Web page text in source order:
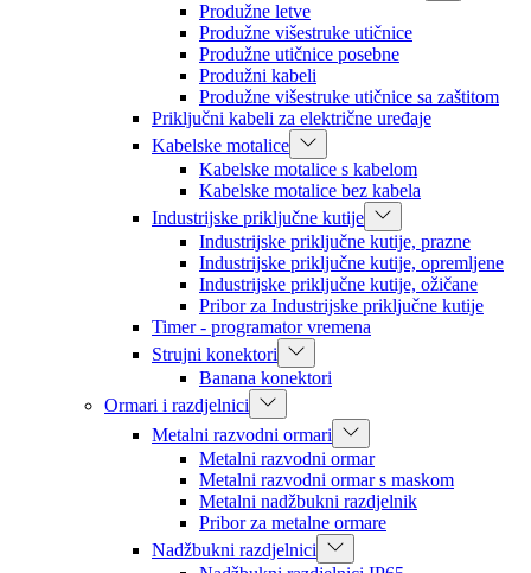
Produžne letve
Produžne višestruke utičnice
Produžne utičnice posebne
Produžni kabeli
Produžne višestruke utičnice sa zaštitom
Priključni kabeli za električne uređaje
Kabelske motalice
Kabelske motalice s kabelom
Kabelske motalice bez kabela
Industrijske priključne kutije
Industrijske priključne kutije, prazne
Industrijske priključne kutije, opremljene
Industrijske priključne kutije, ožičane
Pribor za Industrijske priključne kutije
Timer - programator vremena
Strujni konektori
Banana konektori
Ormari i razdjelnici
Metalni razvodni ormari
Metalni razvodni ormar
Metalni razvodni ormar s maskom
Metalni nadžbukni razdjelnik
Pribor za metalne ormare
Nadžbukni razdjelnici